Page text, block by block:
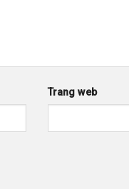
Trang web